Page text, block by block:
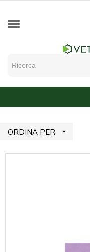
ORDINA PER 